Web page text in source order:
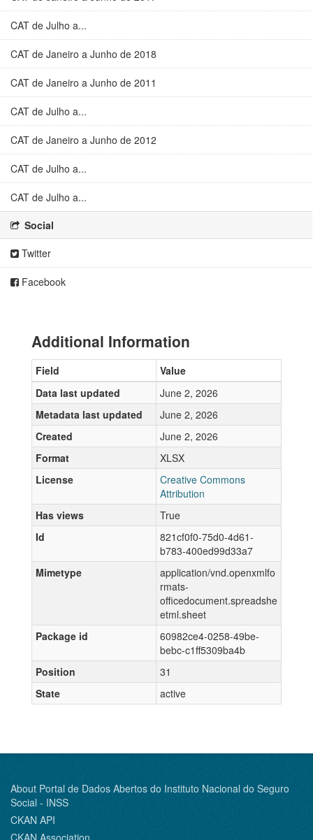
CAT de Julho a...
CAT de Janeiro a Junho de 2018
CAT de Janeiro a Junho de 2011
CAT de Julho a...
CAT de Janeiro a Junho de 2012
CAT de Julho a...
CAT de Julho a...
Social
Twitter
Facebook
Additional Information
Field
Value
Data last updated
June 2, 2026
Metadata last updated
June 2, 2026
Created
June 2, 2026
Format
XLSX
License
Creative Commons
Attribution
Has views
True
Id
821cf0f0-75d0-4d61-
b783-400ed99d33a7
Mimetype
application/vnd.openxmlfo
rmats-
officedocument.spreadshe
etml.sheet
Package id
60982ce4-0258-49be-
bebc-c1ff5309ba4b
Position
31
State
active
About Portal de Dados Abertos do Instituto Nacional do Seguro
Social - INSS
CKAN API
CKAN Association